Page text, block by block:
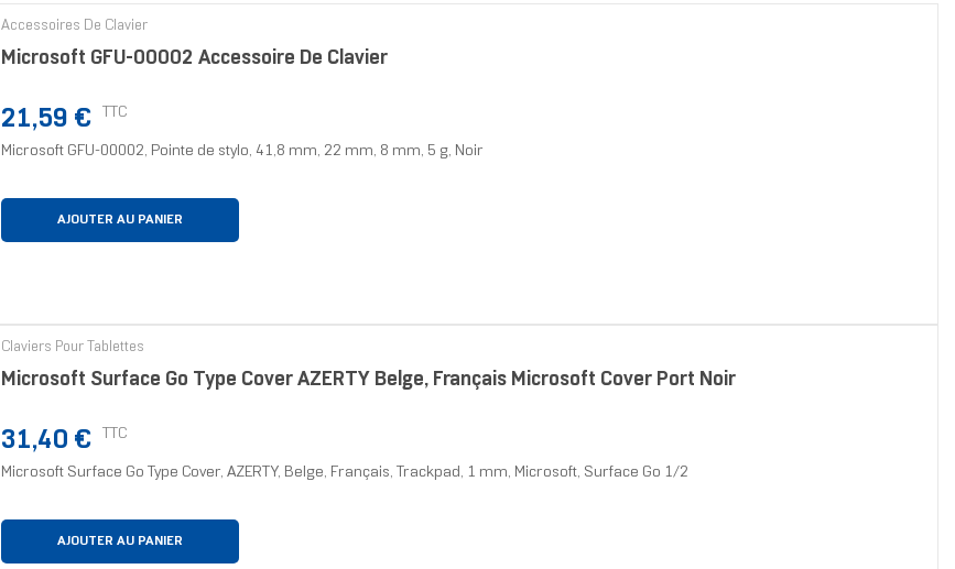
Accessoires De Clavier
Microsoft GFU-00002 Accessoire De Clavier
Prix
21,59 € TTC
Microsoft GFU-00002, Pointe de stylo, 41,8 mm, 22 mm, 8 mm, 5 g, Noir
AJOUTER AU PANIER
Claviers Pour Tablettes
Microsoft Surface Go Type Cover AZERTY Belge, Français Microsoft Cover Port Noir
Prix
31,40 € TTC
Microsoft Surface Go Type Cover, AZERTY, Belge, Français, Trackpad, 1 mm, Microsoft, Surface Go 1/2
AJOUTER AU PANIER